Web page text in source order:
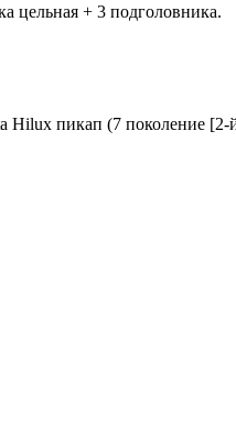
цельная + 3 подголовника.
пикап (7 поколение [2-й